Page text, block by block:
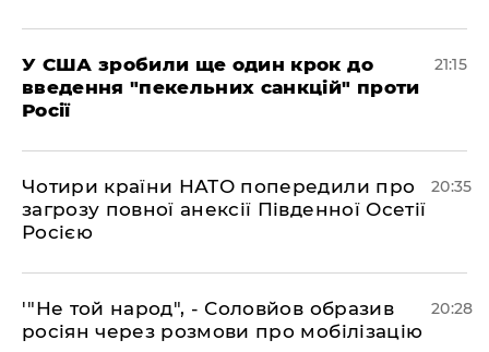
​У США зробили ще один крок до
введення "пекельних санкцій" проти
Росії
21:15
​Чотири країни НАТО попередили про
загрозу повної анексії Південної Осетії
Росією
20:35
​'"Не той народ", - Соловйов образив
росіян через розмови про мобілізацію
20:28